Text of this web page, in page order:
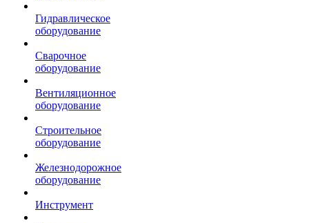
Гидравлическое
оборудование
Сварочное
оборудование
Вентиляционное
оборудование
Строительное
оборудование
Железнодорожное
оборудование
Инструмент